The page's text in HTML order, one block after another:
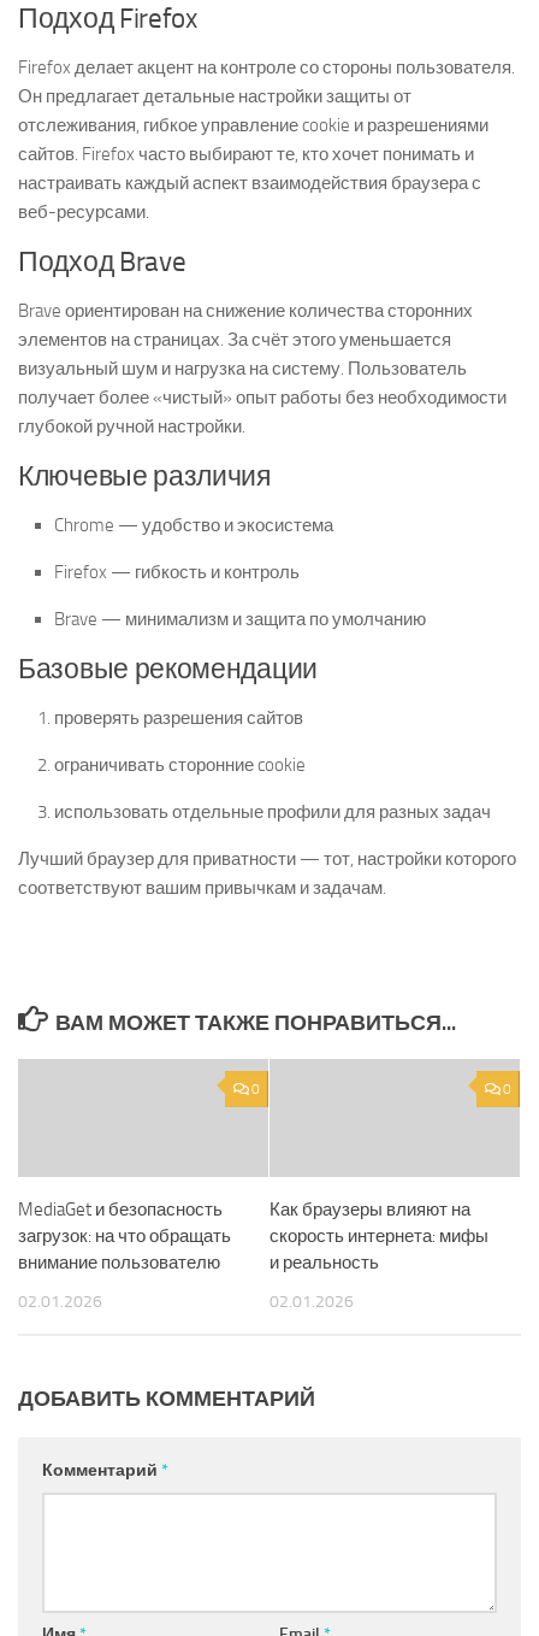
Подход Firefox
Firefox делает акцент на контроле со стороны пользователя.
Он предлагает детальные настройки защиты от
отслеживания, гибкое управление cookie и разрешениями
сайтов. Firefox часто выбирают те, кто хочет понимать и
настраивать каждый аспект взаимодействия браузера с
веб-ресурсами.
Подход Brave
Brave ориентирован на снижение количества сторонних
элементов на страницах. За счёт этого уменьшается
визуальный шум и нагрузка на систему. Пользователь
получает более «чистый» опыт работы без необходимости
глубокой ручной настройки.
Ключевые различия
Chrome — удобство и экосистема
Firefox — гибкость и контроль
Brave — минимализм и защита по умолчанию
Базовые рекомендации
проверять разрешения сайтов
ограничивать сторонние cookie
использовать отдельные профили для разных задач
Лучший браузер для приватности — тот, настройки которого
соответствуют вашим привычкам и задачам.
ВАМ МОЖЕТ ТАКЖЕ ПОНРАВИТЬСЯ...
0
MediaGet и безопасность
загрузок: на что обращать
внимание пользователю
02.01.2026
0
Как браузеры влияют на
скорость интернета: мифы
и реальность
02.01.2026
ДОБАВИТЬ КОММЕНТАРИЙ
Комментарий *